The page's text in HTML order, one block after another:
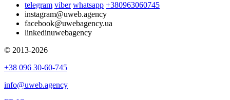
telegram viber whatsapp +380963060745
instagram@uweb.agency
facebook@uwebagency.ua
linkedinuwebagency
© 2013-2026
+38 096 30-60-745
info@uweb.agency